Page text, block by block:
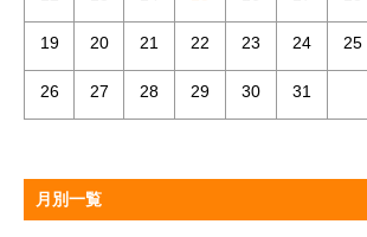
19 20 21 22 23 24 25
26 27 28 29 30 31
月別一覧